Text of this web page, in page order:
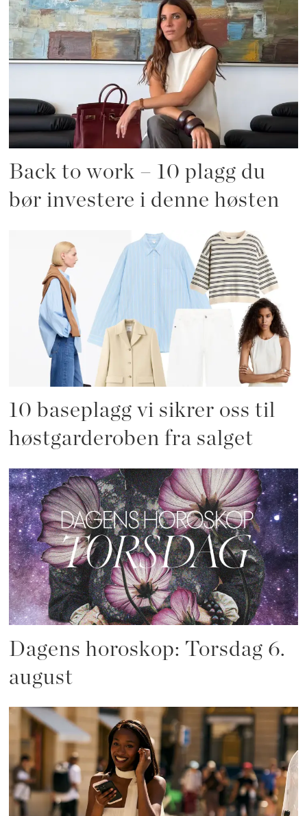
Back to work – 10 plagg du
bør investere i denne høsten
10 baseplagg vi sikrer oss til
høstgarderoben fra salget
Dagens horoskop: Torsdag 6.
august